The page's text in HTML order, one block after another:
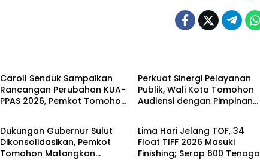
Caroll Senduk Sampaikan
Rancangan Perubahan KUA-
PPAS 2026, Pemkot Tomohon
Perkuat Sinergi Pelayanan
Publik, Wali Kota Tomohon
Audiensi dengan Pimpinan
Manado
Dukungan Gubernur Sulut
Dikonsolidasikan, Pemkot
Tomohon Matangkan
Tomohon
Lima Hari Jelang TOF, 34
Float TIFF 2026 Masuki
Finishing; Serap 600 Tenaga